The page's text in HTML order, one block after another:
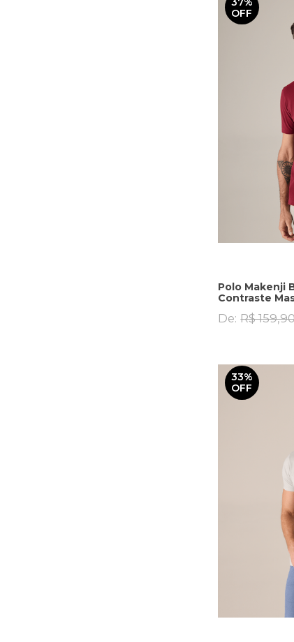
OFF
Polo Makenji
Contraste
De: R$
33%
OFF